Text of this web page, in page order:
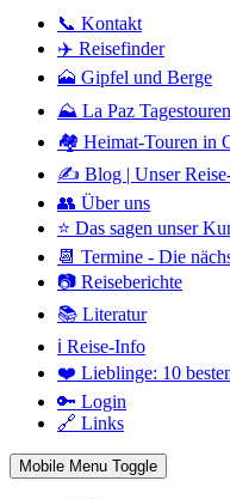
📞 Kontakt
✈️ Reisefinder
🗻 Gipfel und Berge
⛰️ La Paz Tagestouren
🏘️ Heimat-Touren in
✍️ Blog | Unser
👥 Über uns
⭐ Das sagen unser
📆 Termine - Die
📷 Reiseberichte
📚 Literatur
ℹ️ Reise-Info
❤️ Lieblinge: 10
🔑 Login
🔗 Links
Mobile Menu Toggle